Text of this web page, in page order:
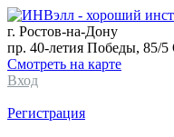
г. Ростов-на-Дону
пр. 40-летия Победы, 85/
Смотреть на карте
Вход
Регистрация